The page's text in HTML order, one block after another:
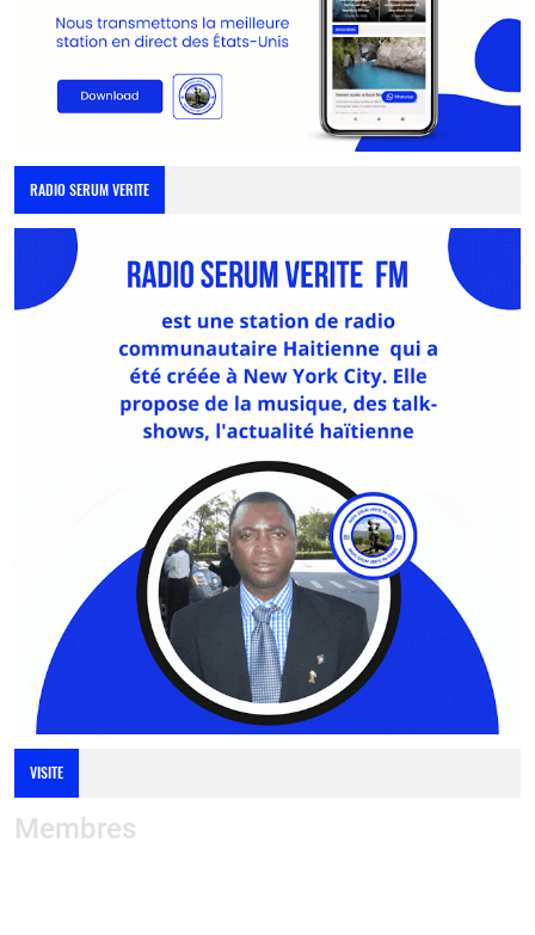
RADIO SERUM VERITE
VISITE
Membres